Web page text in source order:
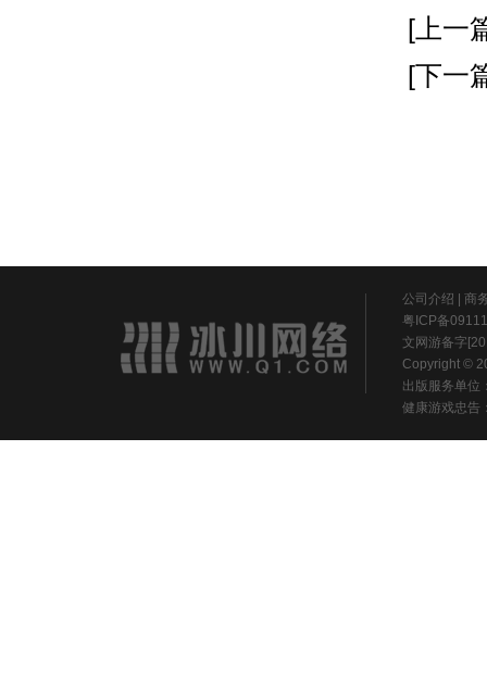
[上一
[下一
公司介绍
商
粤ICP备
文网游备字
Copyright ©
出版服务单位
健康游戏忠告